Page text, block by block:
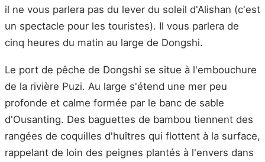
il ne vous parlera pas du lever du soleil d'Alishan (c'est
un spectacle pour les touristes). Il vous parlera de
cinq heures du matin au large de Dongshi.
Le port de pêche de Dongshi se situe à l'embouchure
de la rivière Puzi. Au large s'étend une mer peu
profonde et calme formée par le banc de sable
d'Ousanting. Des baguettes de bambou tiennent des
rangées de coquilles d'huîtres qui flottent à la surface,
rappelant de loin des peignes plantés à l'envers dans